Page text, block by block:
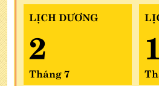
LỊCH DƯƠNG
2
Tháng 7